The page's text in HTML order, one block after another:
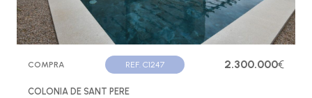
COMPRA REF. C1247 2.300.000€
COLONIA DE SANT PERE